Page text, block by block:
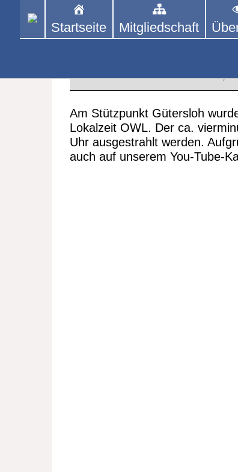
ist der bundesweite
Tischtennis – überwiegend
Startseite Mitgliedschaft
Stützpunkt Gütersloh in
Am Stützpunkt Gütersloh
Lokalzeit OWL. Der ca.
Uhr ausgestrahlt werden.
auch auf unserem You-Tube-